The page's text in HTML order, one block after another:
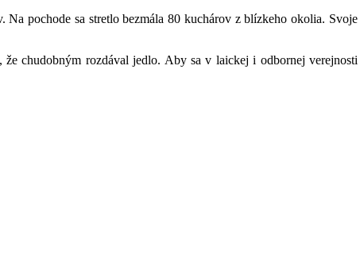
pochode sa stretlo bezmála 80 kuchárov z blízkeho okolia. Svoje
chudobným rozdával jedlo. Aby sa v laickej i odbornej verejnosti